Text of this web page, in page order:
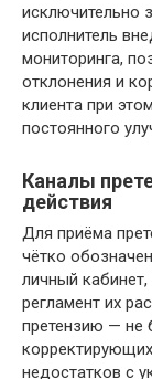
исключительно
исполнитель
мониторинга,
отклонения и
клиента при
постоянного
Каналы
действия
Для приёма
чётко
личный кабинет,
регламент их
претензию — не
недостатков с